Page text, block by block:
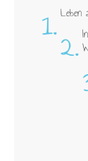
1. Leben
2.